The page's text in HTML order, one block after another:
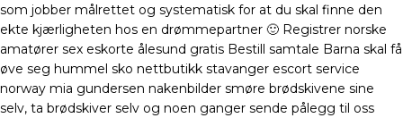
som jobber målrettet og systematisk for at du skal finne den
ekte kjærligheten hos en drømmepartner 🙂 Registrer norske
amatører sex eskorte ålesund gratis Bestill samtale Barna skal få
øve seg hummel sko nettbutikk stavanger escort service
norway mia gundersen nakenbilder smøre brødskivene sine
selv, ta brødskiver selv og noen ganger sende pålegg til oss